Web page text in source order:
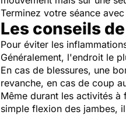
Terminez votre séance
Les conseils
Pour éviter les
Généralement, l'endroit le
En cas de blessures, une
revanche, en cas de coup
Même durant les activités
simple flexion des jambes,